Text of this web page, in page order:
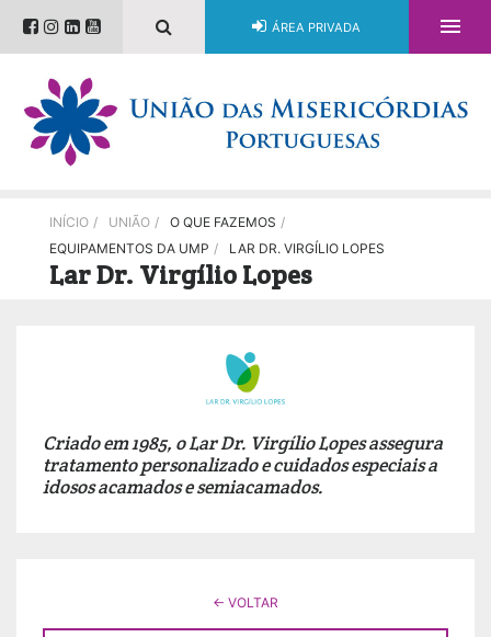
ÁREA PRIVADA 
INÍCIO / UNIÃO / O QUE FAZEMOS /
EQUIPAMENTOS DA UMP / LAR DR. VIRGÍLIO LOPES
Lar Dr. Virgílio Lopes
Criado em 1985, o Lar Dr. Virgílio Lopes assegura
tratamento personalizado e cuidados especiais a
idosos acamados e semiacamados.
← VOLTAR